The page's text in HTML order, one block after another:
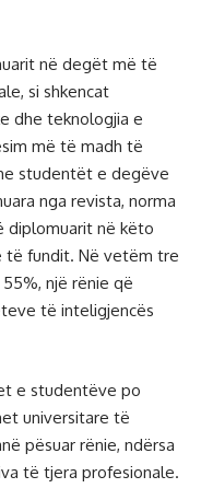
në degët më të
si shkencat
dhe teknologjia e
më të madh të
studentët e degëve
nga revista, norma
diplomuarit në këto
të fundit. Në vetëm tre
një rënie që
të inteligjencës
e studentëve po
universitare të
pësuar rënie, ndërsa
të tjera profesionale.